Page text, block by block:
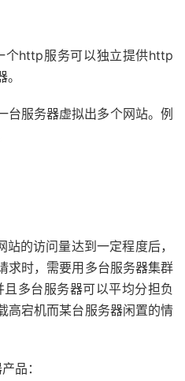
个http服务可以独立提供http
台服务器虚拟出多个网站。例
的访问量达到一定程度后，
求时，需要用多台服务器集群
多台服务器可以平均分担负
高宕机而某台服务器闲置的情
品：